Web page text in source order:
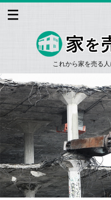
これから家を売る